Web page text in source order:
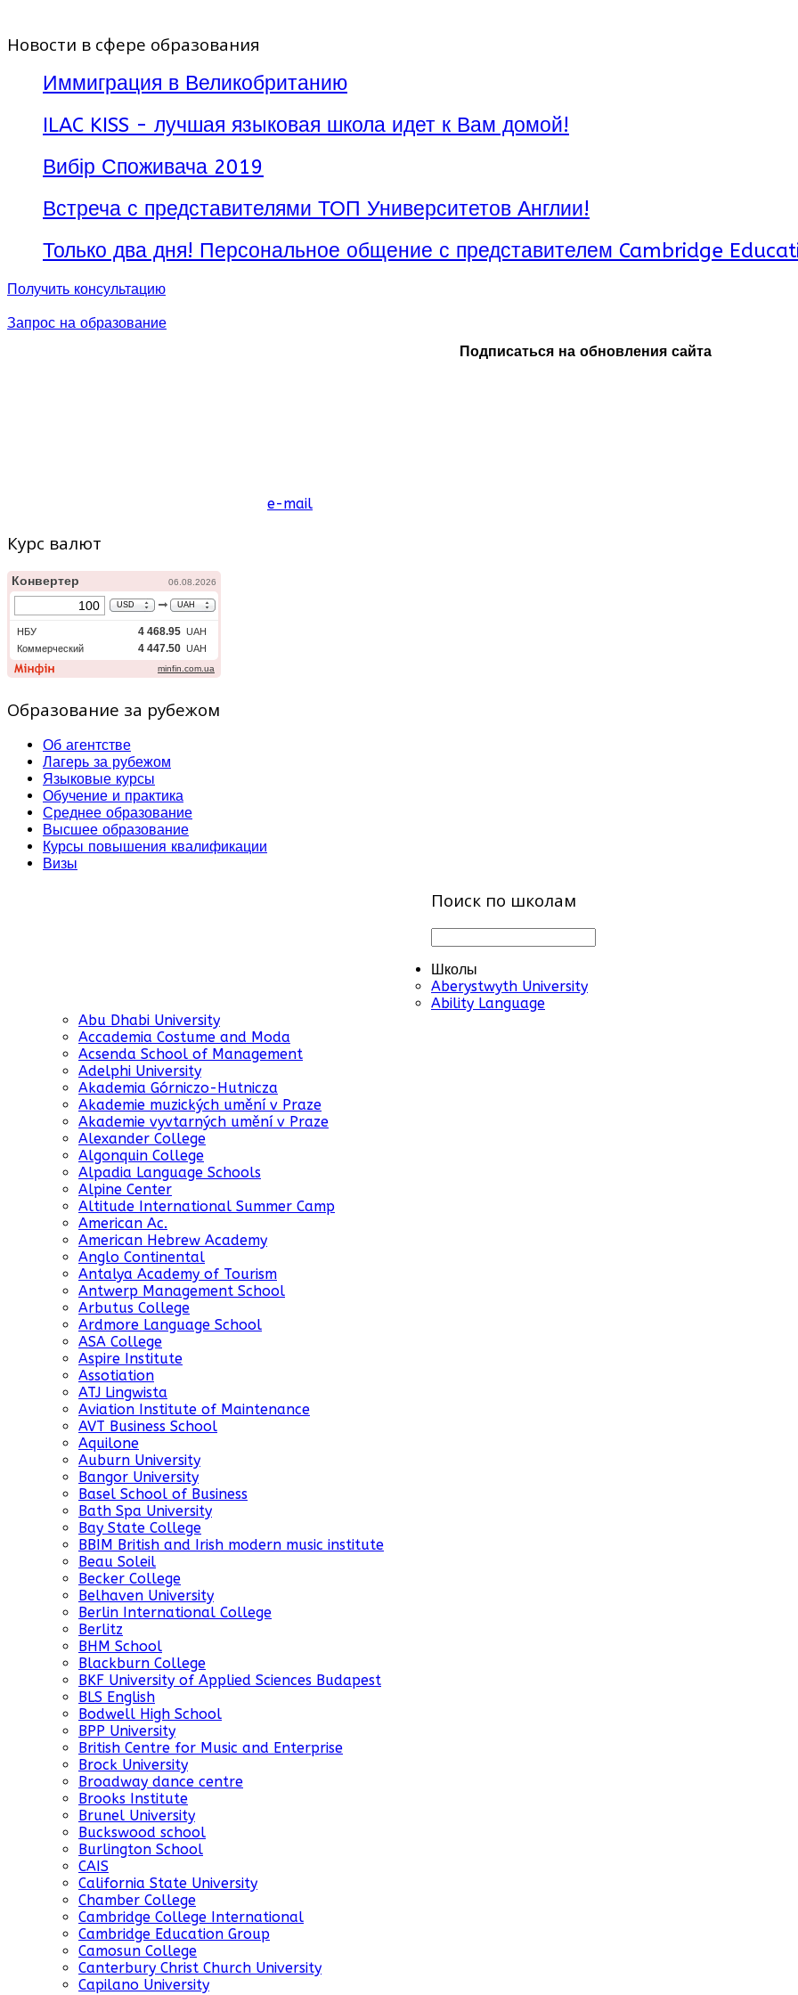
Новости в сфере образования
Иммиграция в Великобританию
ILAC KISS - лучшая языковая школа идет к Вам домой!
Вибір Споживача 2019
Встреча с представителями ТОП Университетов Англии!
Только два дня! Персональное общение с представителем Cambridge
Получить консультацию
Запрос на образование
Подписаться на обновления сайта
e-mail
Курс валют
Образование за рубежом
Об агентстве
Лагерь за рубежом
Языковые курсы
Обучение и практика
Среднее образование
Высшее образование
Курсы повышения квалификации
Визы
Поиск по школам
Школы
Aberystwyth University
Ability Language
Abu Dhabi University
Accademia Costume and Moda
Acsenda School of Management
Adelphi University
Akademia Górniczo-Hutnicza
Akademie muzických umění v Praze
Akademie vyvtarných umění v Praze
Alexander College
Algonquin College
Alpadia Language Schools
Alpine Center
Altitude International Summer Camp
American Ac.
American Hebrew Academy
Anglo Continental
Antalya Academy of Tourism
Antwerp Management School
Arbutus College
Ardmore Language School
ASA College
Aspire Institute
Assotiation
ATJ Lingwista
Aviation Institute of Maintenance
AVT Business School
Aquilone
Auburn University
Bangor University
Basel School of Business
Bath Spa University
Bay State College
BBIM British and Irish modern music institute
Beau Soleil
Becker College
Belhaven University
Berlin International College
Berlitz
BHM School
Blackburn College
BKF University of Applied Sciences Budapest
BLS English
Bodwell High School
BPP University
British Centre for Music and Enterprise
Brock University
Broadway dance centre
Brooks Institute
Brunel University
Buckswood school
Burlington School
CAIS
California State University
Chamber College
Cambridge College International
Cambridge Education Group
Camosun College
Canterbury Christ Church University
Capilano University